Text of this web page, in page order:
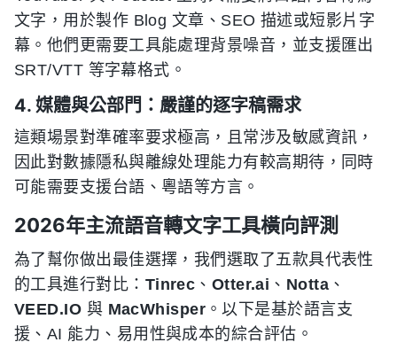
文字，用於製作 Blog 文章、SEO 描述或短影片字
幕。他們更需要工具能處理背景噪音，並支援匯出
SRT/VTT 等字幕格式。
4. 媒體與公部門：嚴謹的逐字稿需求
這類場景對準確率要求極高，且常涉及敏感資訊，
因此對數據隱私與離線处理能力有較高期待，同時
可能需要支援台語、粵語等方言。
2026年主流語音轉文字工具橫向評測
為了幫你做出最佳選擇，我們選取了五款具代表性
的工具進行對比： Tinrec 、 Otter.ai 、 Notta 、
VEED.IO 與 MacWhisper 。以下是基於語言支
援、AI 能力、易用性與成本的綜合評估。